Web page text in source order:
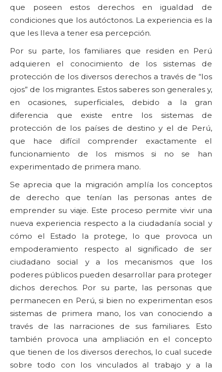
que poseen estos derechos en igualdad de
condiciones que los autóctonos. La experiencia es la
que les lleva a tener esa percepción.
Por su parte, los familiares que residen en Perú
adquieren el conocimiento de los sistemas de
protección de los diversos derechos a través de “los
ojos” de los migrantes. Estos saberes son generales y,
en ocasiones, superficiales, debido a la gran
diferencia que existe entre los sistemas de
protección de los países de destino y el de Perú,
que hace difícil comprender exactamente el
funcionamiento de los mismos si no se han
experimentado de primera mano.
Se aprecia que la migración amplía los conceptos
de derecho que tenían las personas antes de
emprender su viaje. Este proceso permite vivir una
nueva experiencia respecto a la ciudadanía social y
cómo el Estado la protege, lo que provoca un
empoderamiento respecto al significado de ser
ciudadano social y a los mecanismos que los
poderes públicos pueden desarrollar para proteger
dichos derechos. Por su parte, las personas que
permanecen en Perú, si bien no experimentan esos
sistemas de primera mano, los van conociendo a
través de las narraciones de sus familiares. Esto
también provoca una ampliación en el concepto
que tienen de los diversos derechos, lo cual sucede
sobre todo con los vinculados al trabajo y a la